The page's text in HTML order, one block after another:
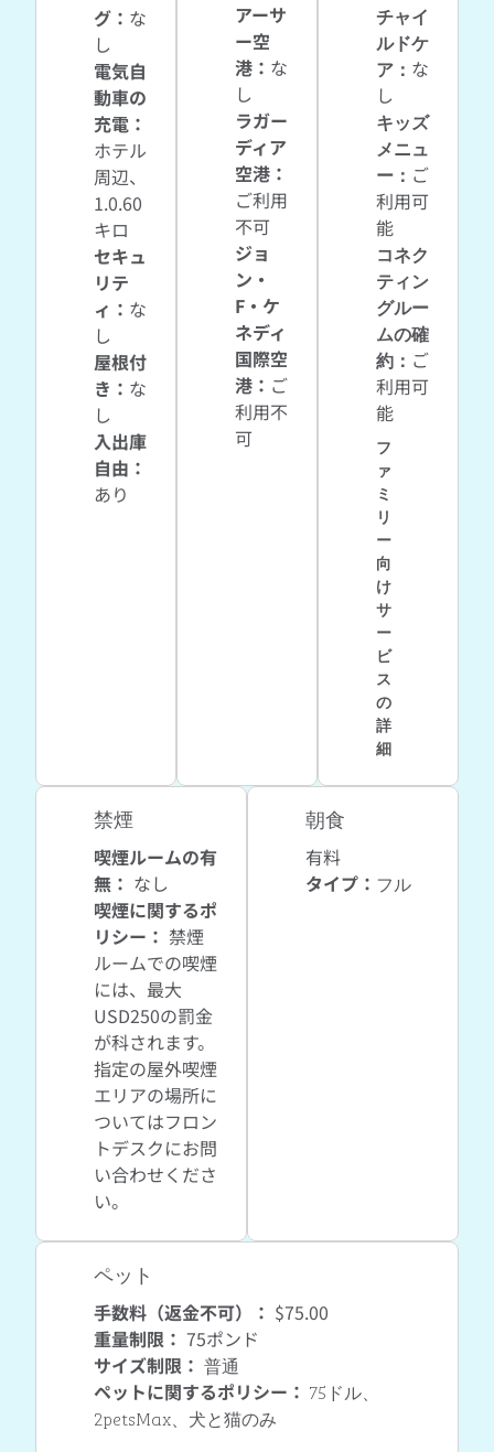
グ ： な
し
電気自
動車の
充電 ：
ホテル
周辺、
1.0.60
キロ
セキュ
リテ
ィ ： な
し
屋根付
き ： な
し
入出庫
自由 ：
あり
アーサ
ー空
港 ： な
し
ラガー
ディア
空港 ：
ご利用
不可
ジョ
ン・
F・ケ
ネディ
国際空
港 ： ご
利用不
可
チャイ
ルドケ
ア ： な
し
キッズ
メニュ
ー ： ご
利用可
能
コネク
ティン
グルー
ムの確
約 ： ご
利用可
能
フ
ァ
ミ
リ
ー
向
け
サ
ー
ビ
ス
の
詳
細
禁煙
喫煙ルームの有
無： なし
喫煙に関するポ
リシー： 禁煙
ルームでの喫煙
には、最大
USD250の罰金
が科されます。
指定の屋外喫煙
エリアの場所に
ついてはフロン
トデスクにお問
い合わせくださ
い。
朝食
有料
タイプ： フル
ペット
手数料（返金不可）： $75.00
重量制限： 75ポンド
サイズ制限： 普通
ペットに関するポリシー： 75ドル、
2petsMax、犬と猫のみ